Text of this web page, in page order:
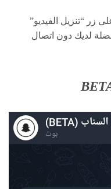
زر “تنزيل الفيديو”
لديك دون اتصال